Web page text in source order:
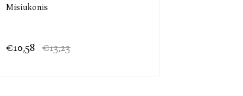
Misiukonis
€10,58 €13,23